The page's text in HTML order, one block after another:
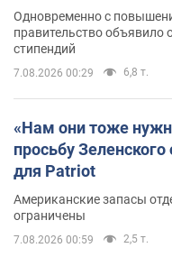
Одновременно с
правительство объявило
стипендий
7.08.2026 00:29 6,8 т.
«Нам они тоже
просьбу
для Patriot
Американские запасы
ограничены
7.08.2026 00:59 2,5 т.